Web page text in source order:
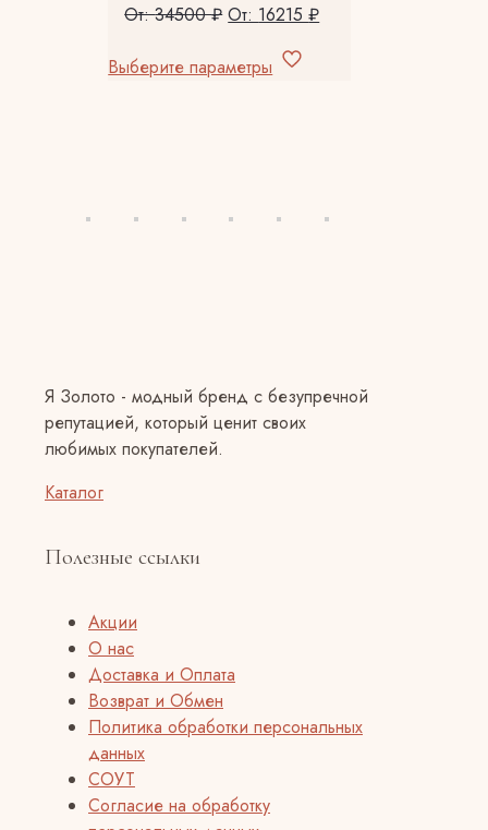
От:34500₽ От: 16215₽
Выберите параметры Этот
можно
Я Золото - модный бренд с безупречной
репутацией, который ценит своих
любимых покупателей.
Каталог
Полезные ссылки
Акции
О нас
Доставка и Оплата
Возврат и Обмен
Политика обработки персональных
данных
СОУТ
Согласие на обработку